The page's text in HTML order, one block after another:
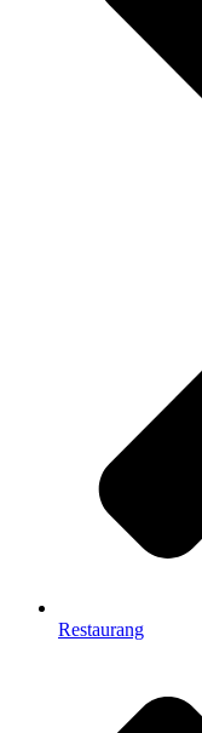
Restaurang